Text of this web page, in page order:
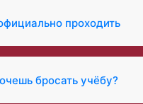
проходить
бросать учёбу?